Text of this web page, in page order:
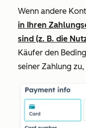
Wenn andere
in Ihren
sind (z. B. die
Käufer den
seiner Zahlung